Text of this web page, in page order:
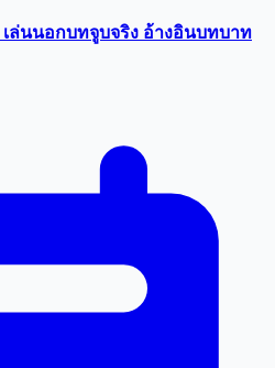
ล่นนอกบทจูบจริง อ้างอินบทบาท